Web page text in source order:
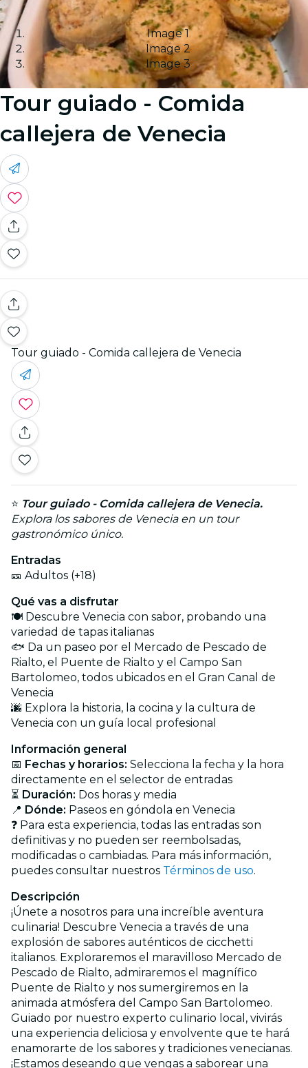
Image 1
Image 2
Image 3
Tour guiado - Comida
callejera de Venecia
Tour guiado - Comida callejera de Venecia
⭐ Tour guiado - Comida callejera de Venecia.
Explora los sabores de Venecia en un tour
gastronómico único.
Entradas
🎫 Adultos (+18)
Qué vas a disfrutar
🍽️ Descubre Venecia con sabor, probando una
variedad de tapas italianas
🐟 Da un paseo por el Mercado de Pescado de
Rialto, el Puente de Rialto y el Campo San
Bartolomeo, todos ubicados en el Gran Canal de
Venecia
🌆 Explora la historia, la cocina y la cultura de
Venecia con un guía local profesional
Información general
📅 Fechas y horarios: Selecciona la fecha y la hora
directamente en el selector de entradas
⏳ Duración: Dos horas y media
📍 Dónde: Paseos en góndola en Venecia
❓ Para esta experiencia, todas las entradas son
definitivas y no pueden ser reembolsadas,
modificadas o cambiadas. Para más información,
puedes consultar nuestros Términos de uso.
Descripción
¡Únete a nosotros para una increíble aventura
culinaria! Descubre Venecia a través de una
explosión de sabores auténticos de cicchetti
italianos. Exploraremos el maravilloso Mercado de
Pescado de Rialto, admiraremos el magnífico
Puente de Rialto y nos sumergiremos en la
animada atmósfera del Campo San Bartolomeo.
Guiado por nuestro experto culinario local, vivirás
una experiencia deliciosa y envolvente que te hará
enamorarte de los sabores y tradiciones venecianas.
¡Estamos deseando que vengas a saborear una